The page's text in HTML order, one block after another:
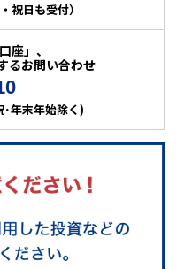
祝日も受付）
座」、
るお問い合わせ
年末年始除く)